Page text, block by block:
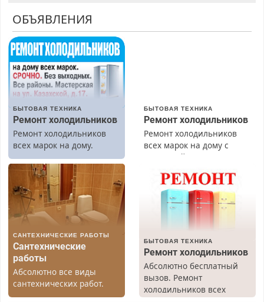
ОБЪЯВЛЕНИЯ
БЫТОВАЯ ТЕХНИКА
Ремонт холодильников
Ремонт холодильников
всех марок на дому.
БЫТОВАЯ ТЕХНИКА
Ремонт холодильников
Ремонт холодильников
всех марок на дому с
гарантией. Замена
Недорого. Без выходных.
Все районы. Скидка.
Вызов бесплатный.
САНТЕХНИЧЕСКИЕ РАБОТЫ
Сантехнические
работы
Абсолютно все виды
сантехнических работ.
Быстро. Качественно.
БЫТОВАЯ ТЕХНИКА
Ремонт холодильников
Абсолютно бесплатный
вызов. Ремонт
холодильников всех